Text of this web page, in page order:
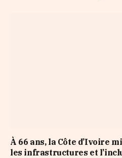
À 66 ans, la Côte d’Ivoire
les infrastructures et